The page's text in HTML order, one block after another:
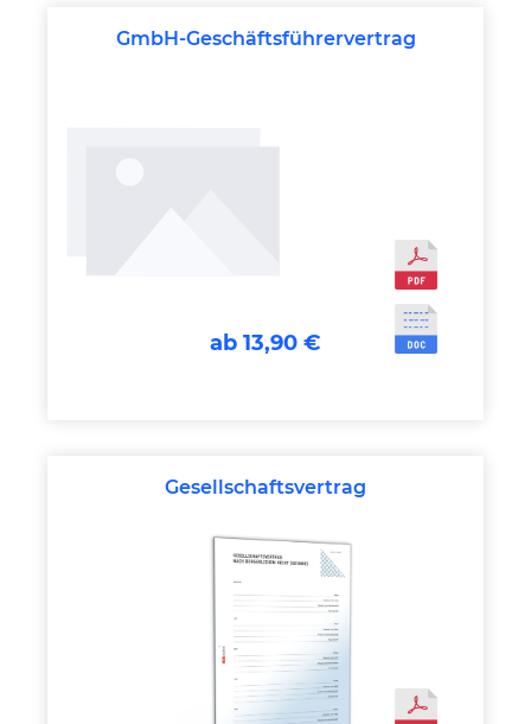
GmbH-Geschäftsführervertrag
ab 13,90 €
Gesellschaftsvertrag